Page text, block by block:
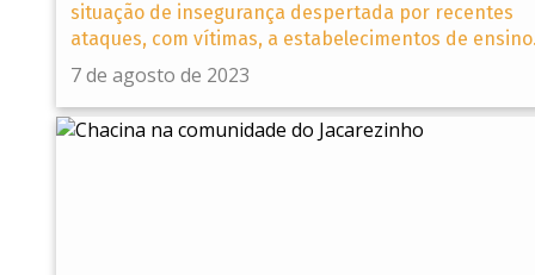
situação de insegurança despertada por recentes
ataques, com vítimas, a estabelecimentos de
7 de agosto de 2023